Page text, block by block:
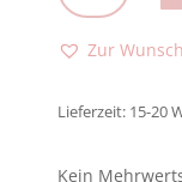
Menge
Zur
Lieferzeit: 15-20
Kein